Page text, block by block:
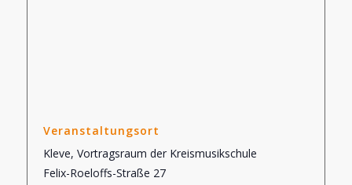
Veranstaltungsort
Kleve, Vortragsraum der Kreismusikschule
Felix-Roeloffs-Straße 27